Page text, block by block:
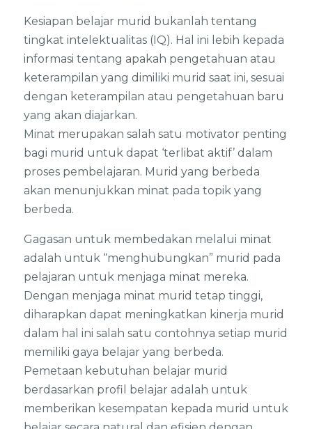
Kesiapan belajar murid bukanlah tentang
tingkat intelektualitas (IQ). Hal ini lebih kepada
informasi tentang apakah pengetahuan atau
keterampilan yang dimiliki murid saat ini, sesuai
dengan keterampilan atau pengetahuan baru
yang akan diajarkan.
Minat merupakan salah satu motivator penting
bagi murid untuk dapat ‘terlibat aktif’ dalam
proses pembelajaran. Murid yang berbeda
akan menunjukkan minat pada topik yang
berbeda.
Gagasan untuk membedakan melalui minat
adalah untuk “menghubungkan” murid pada
pelajaran untuk menjaga minat mereka.
Dengan menjaga minat murid tetap tinggi,
diharapkan dapat meningkatkan kinerja murid
dalam hal ini salah satu contohnya setiap murid
memiliki gaya belajar yang berbeda.
Pemetaan kebutuhan belajar murid
berdasarkan profil belajar adalah untuk
memberikan kesempatan kepada murid untuk